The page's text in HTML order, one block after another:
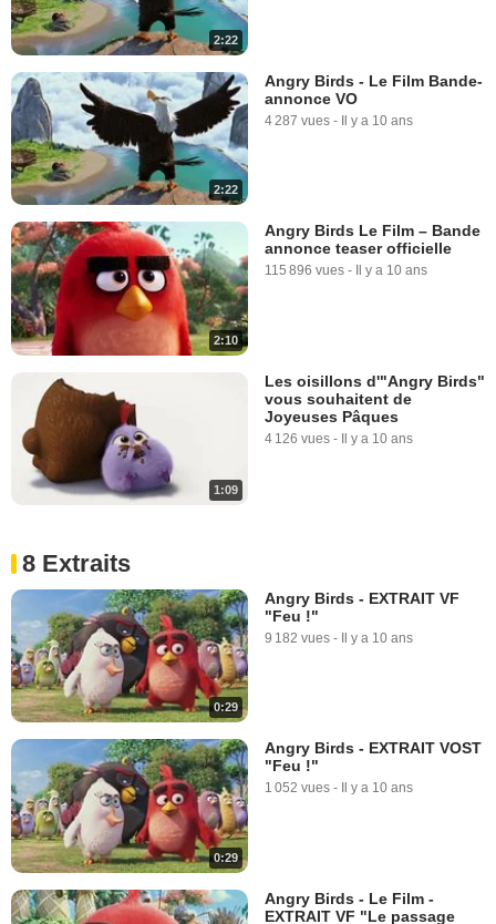
2:22
2:22
Angry Birds - Le Film Bande-
annonce VO
4 287 vues - Il y a 10 ans
2:10
Angry Birds Le Film – Bande
annonce teaser officielle
115 896 vues - Il y a 10 ans
1:09
Les oisillons d'"Angry Birds"
vous souhaitent de
Joyeuses Pâques
4 126 vues - Il y a 10 ans
8 Extraits
0:29
Angry Birds - EXTRAIT VF
"Feu !"
9 182 vues - Il y a 10 ans
0:29
Angry Birds - EXTRAIT VOST
"Feu !"
1 052 vues - Il y a 10 ans
Angry Birds - Le Film -
EXTRAIT VF "Le passage